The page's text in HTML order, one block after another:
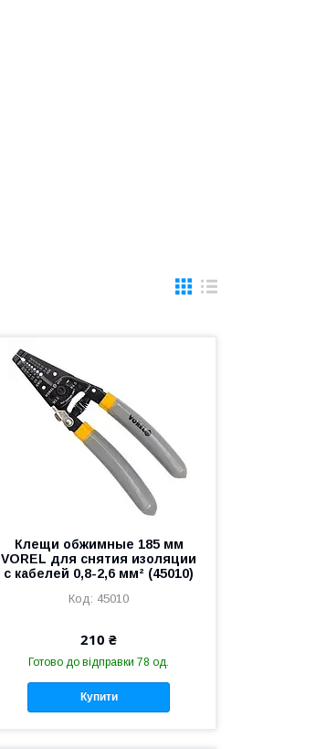
Клещи обжимные 185 мм
VOREL для снятия изоляции
с кабелей 0,8-2,6 мм² (45010)
45010
210 ₴
Готово до відправки 78 од.
Купити